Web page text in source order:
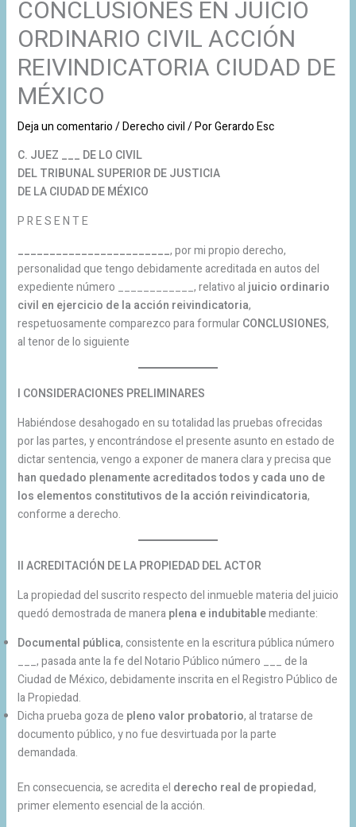
CONCLUSIONES EN JUICIO
ORDINARIO CIVIL ACCIÓN
REIVINDICATORIA CIUDAD DE
MÉXICO
Deja un comentario/Derecho civil/ PorGerardo Esc
C. JUEZ ___ DE LO CIVIL
DEL TRIBUNAL SUPERIOR DE JUSTICIA
DE LA CIUDAD DE MÉXICO
P R E S E N T E
________________________, por mi propio derecho,
personalidad que tengo debidamente acreditada en autos del
expediente número ____________, relativo al juicio ordinario
civil en ejercicio de la acción reivindicatoria,
respetuosamente comparezco para formularCONCLUSIONES,
al tenor de lo siguiente
I CONSIDERACIONES PRELIMINARES
Habiéndose desahogado en su totalidad las pruebas ofrecidas
por las partes, y encontrándose el presente asunto en estado de
dictar sentencia, vengo a exponer de manera clara y precisa que
han quedado plenamente acreditados todos y cada uno de
los elementos constitutivos de la acción reivindicatoria,
conforme a derecho.
II ACREDITACIÓN DE LA PROPIEDAD DEL ACTOR
La propiedad del suscrito respecto del inmueble materia del juicio
quedó demostrada de maneraplena e indubitablemediante:
Documental pública, consistente en la escritura pública número
___, pasada ante la fe del Notario Público número ___ de la
Ciudad de México, debidamente inscrita en el Registro Público de
la Propiedad.
Dicha prueba goza de pleno valor probatorio, al tratarse de
documento público, y no fue desvirtuada por la parte
demandada.
En consecuencia, se acredita el derecho real de propiedad,
primer elemento esencial de la acción.